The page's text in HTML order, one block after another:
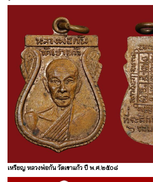
เหรียญ หลวงพ่อกัน วัดเขาแก้ว ปี พ.ศ.๒๕๐๘